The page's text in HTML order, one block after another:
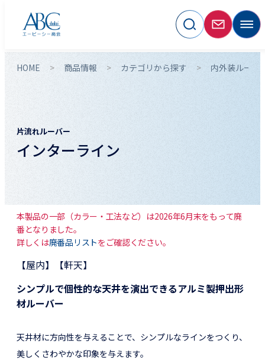
HOME 商品情報 カテゴリから探す 内外装ルーバ
片流れルーバー
インターライン
本製品の一部（カラー・工法など）は2026年6月末をもって廃
番となりました。
詳しくは廃番品リストをご確認ください。
【屋内】【軒天】
シンプルで個性的な天井を演出できるアルミ製押出形
材ルーバー
天井材に方向性を与えることで、シンプルなラインをつくり、
美しくさわやかな印象を与えます。